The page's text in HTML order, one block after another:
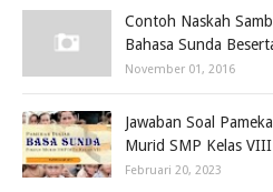
Contoh Naskah
Bahasa Sunda
November 01, 2016
Jawaban Soal
Murid SMP Kelas
Februari 20, 2023